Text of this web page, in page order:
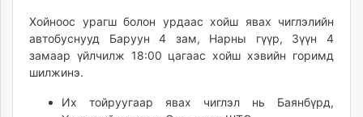
unread.today
Хойноос урагш болон урдаас хойш явах чиглэлийн
автобуснууд Баруун 4 зам, Нарны гүүр, Зүүн 4
замаар үйлчилж 18:00 цагаас хойш хэвийн горимд
шилжинэ.
Их тойруугаар явах чиглэл нь Баянбүрд,